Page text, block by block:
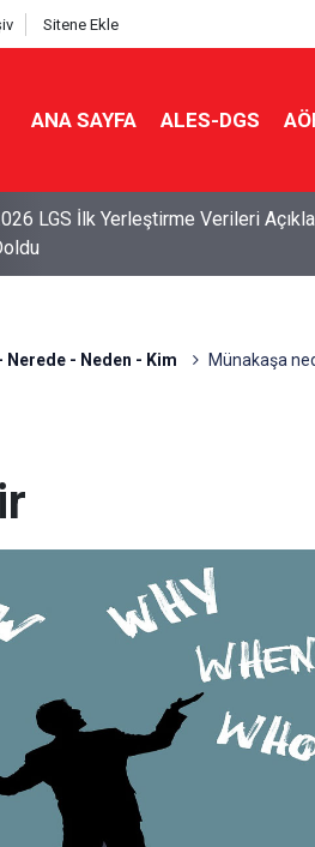
Sitene Ekle
ANA SAYFA ALES-DGS
LGS İlk Yerleştirme Verileri
Nerede - Neden - Kim Münakaşa